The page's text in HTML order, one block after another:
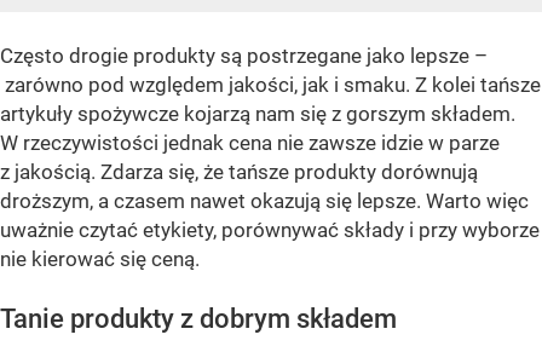
Często drogie produkty są postrzegane jako lepsze –
zarówno pod względem jakości, jak i smaku. Z kolei tańsze
artykuły spożywcze kojarzą nam się z gorszym składem.
W rzeczywistości jednak cena nie zawsze idzie w parze
z jakością. Zdarza się, że tańsze produkty dorównują
droższym, a czasem nawet okazują się lepsze. Warto więc
uważnie czytać etykiety, porównywać składy i przy wyborze
nie kierować się ceną.
Tanie produkty z dobrym składem